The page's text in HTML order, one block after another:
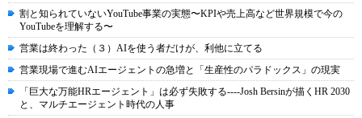
割と知られていないYouTube事業の実態〜KPIや売上高など世界規模で今の
YouTubeを理解する〜
営業は終わった（３）AIを使う者だけが、利他に立てる
営業現場で進むAIエージェントの急増と「生産性のパラドックス」の現実
「巨大な万能HRエージェント」は必ず失敗する----Josh Bersinが描くHR 2030
と、マルチエージェント時代の人事